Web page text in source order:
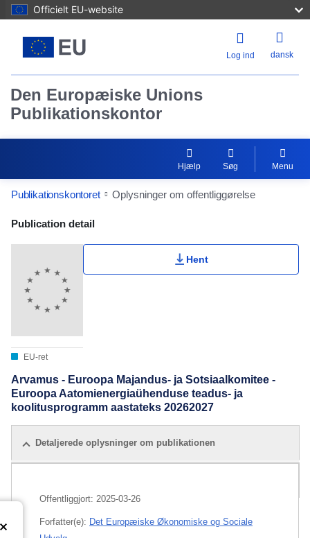
Officielt EU-website
Log ind dansk
Den Europæiske Unions
Publikationskontor
Hjælp Søg Menu
Publikationskontoret Oplysninger om offentliggørelse
Publication Detail Actions Portlet
Publication detail
EU-ret
Hent
Arvamus - Euroopa Majandus- ja Sotsiaalkomitee -
Euroopa Aatomienergiaühenduse teadus- ja
koolitusprogramm aastateks 20262027
Detaljerede oplysninger om publikationen
Offentliggjort: 2025-03-26
Forfatter(e): Det Europæiske Økonomiske og Sociale